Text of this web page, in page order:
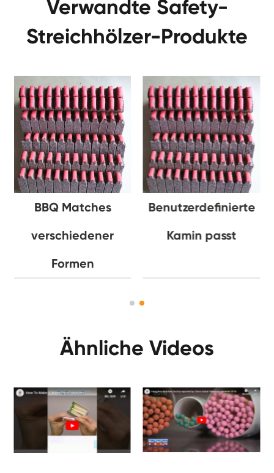
Verwandte Safety-
Streichhölzer-Produkte
BBQ Matches
verschiedener
Formen
Benutzerdefinierte
Kamin passt
Ähnliche Videos